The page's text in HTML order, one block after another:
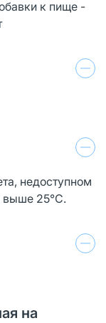
к пище -
недоступном
выше 25°С.
на